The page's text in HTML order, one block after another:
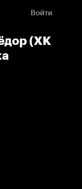
Войти
(ХК